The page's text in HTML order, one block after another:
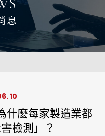
息
10
什麼每家製造業都
檢測」？